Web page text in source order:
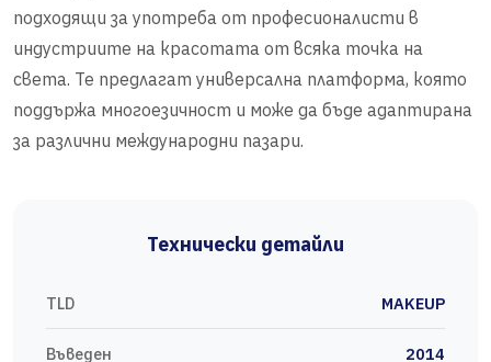
подходящи за употреба от професионалисти в
индустриите на красотата от всяка точка на
света. Те предлагат универсална платформа, която
поддържа многоезичност и може да бъде адаптирана
за различни международни пазари.
Технически детайли
TLD MAKEUP
Въведен 2014